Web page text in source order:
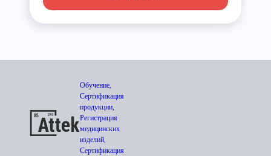
Обучение,
Сертификация
продукции,
Регистрация
медицинских
изделий,
Сертификация